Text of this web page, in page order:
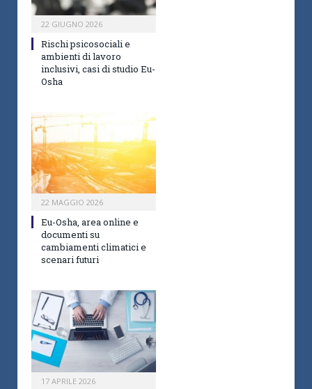
22 GIUGNO 2026
Rischi psicosociali e
ambienti di lavoro
inclusivi, casi di studio Eu-
Osha
22 MAGGIO 2026
Eu-Osha, area online e
documenti su
cambiamenti climatici e
scenari futuri
17 APRILE 2026